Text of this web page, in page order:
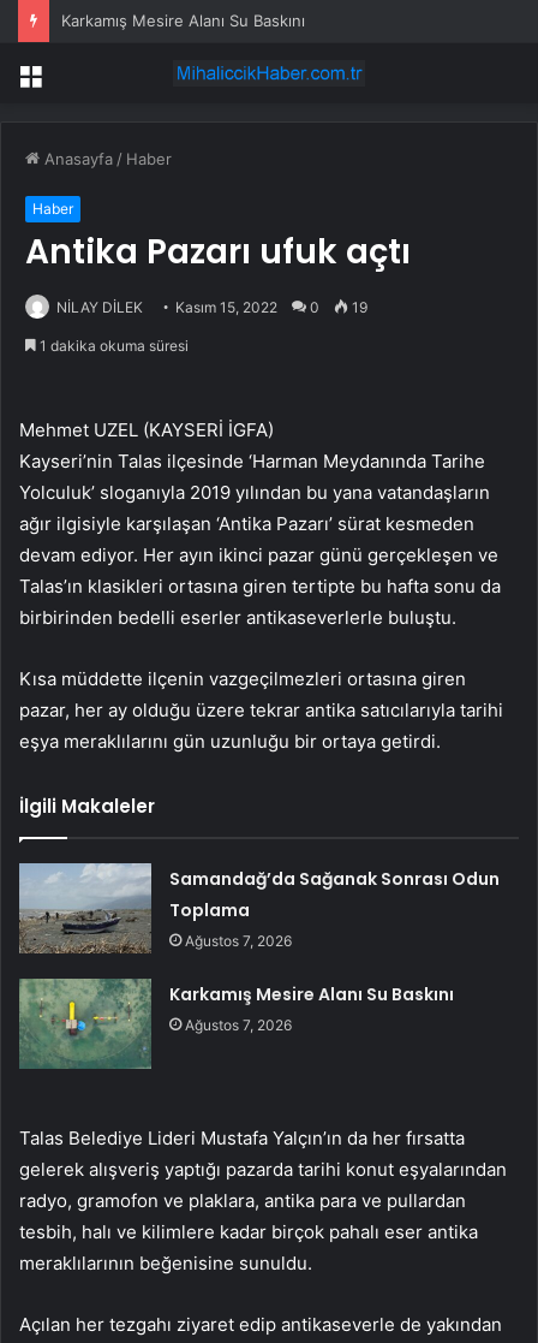
Karkamış Mesire Alanı Su Baskını
Menü
Anasayfa / Haber
Haber
Antika Pazarı ufuk açtı
NİLAY DİLEK Kasım 15, 2022 0 19
1 dakika okuma süresi
Mehmet UZEL (KAYSERİ İGFA)
Kayseri’nin Talas ilçesinde ‘Harman Meydanında Tarihe
Yolculuk’ sloganıyla 2019 yılından bu yana vatandaşların
ağır ilgisiyle karşılaşan ‘Antika Pazarı’ sürat kesmeden
devam ediyor. Her ayın ikinci pazar günü gerçekleşen ve
Talas’ın klasikleri ortasına giren tertipte bu hafta sonu da
birbirinden bedelli eserler antikaseverlerle buluştu.
Kısa müddette ilçenin vazgeçilmezleri ortasına giren
pazar, her ay olduğu üzere tekrar antika satıcılarıyla tarihi
eşya meraklılarını gün uzunluğu bir ortaya getirdi.
İlgili Makaleler
Samandağ’da Sağanak Sonrası Odun
Toplama
Ağustos 7, 2026
Karkamış Mesire Alanı Su Baskını
Ağustos 7, 2026
Talas Belediye Lideri Mustafa Yalçın’ın da her fırsatta
gelerek alışveriş yaptığı pazarda tarihi konut eşyalarından
radyo, gramofon ve plaklara, antika para ve pullardan
tesbih, halı ve kilimlere kadar birçok pahalı eser antika
meraklılarının beğenisine sunuldu.
Açılan her tezgahı ziyaret edip antikaseverle de yakından